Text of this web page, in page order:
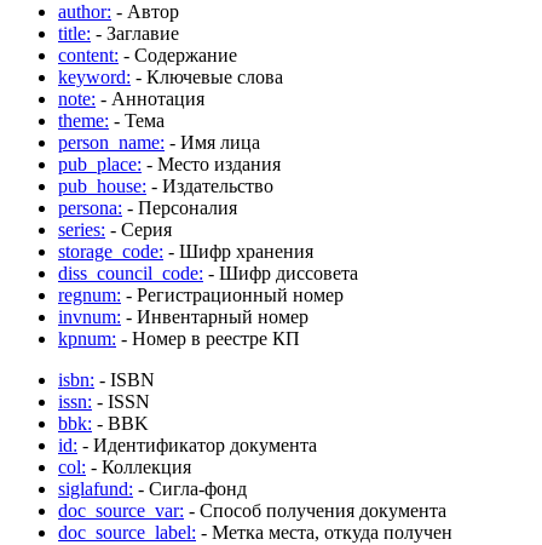
author: - Автор
title: - Заглавие
content: - Содержание
keyword: - Ключевые слова
note: - Аннотация
theme: - Тема
person_name: - Имя лица
pub_place: - Место издания
pub_house: - Издательство
persona: - Персоналия
series: - Серия
storage_code: - Шифр хранения
diss_council_code: - Шифр диссовета
regnum: - Регистрационный номер
invnum: - Инвентарный номер
kpnum: - Номер в реестре КП
isbn: - ISBN
issn: - ISSN
bbk: - BBK
id: - Идентификатор документа
col: - Коллекция
siglafund: - Сигла-фонд
doc_source_var: - Способ получения документа
doc_source_label: - Метка места, откуда получен